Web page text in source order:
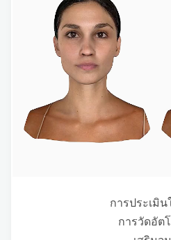
การประเมิ
การวัดอัต